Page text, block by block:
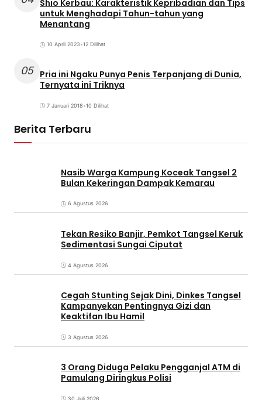
Shio Kerbau: Karakteristik Kepribadian dan Tips
untuk Menghadapi Tahun-tahun yang
Menantang
10 April 2023•12 Dilihat
05 Pria ini Ngaku Punya Penis Terpanjang di Dunia,
Ternyata ini Triknya
7 Januari 2018•10 Dilihat
Berita Terbaru
Nasib Warga Kampung Koceak Tangsel 2
Bulan Kekeringan Dampak Kemarau
6 Agustus 2026
Tekan Resiko Banjir, Pemkot Tangsel Keruk
Sedimentasi Sungai Ciputat
4 Agustus 2026
Cegah Stunting Sejak Dini, Dinkes Tangsel
Kampanyekan Pentingnya Gizi dan
Keaktifan Ibu Hamil
3 Agustus 2026
3 Orang Diduga Pelaku Pengganjal ATM di
Pamulang Diringkus Polisi
30 Juli 2026